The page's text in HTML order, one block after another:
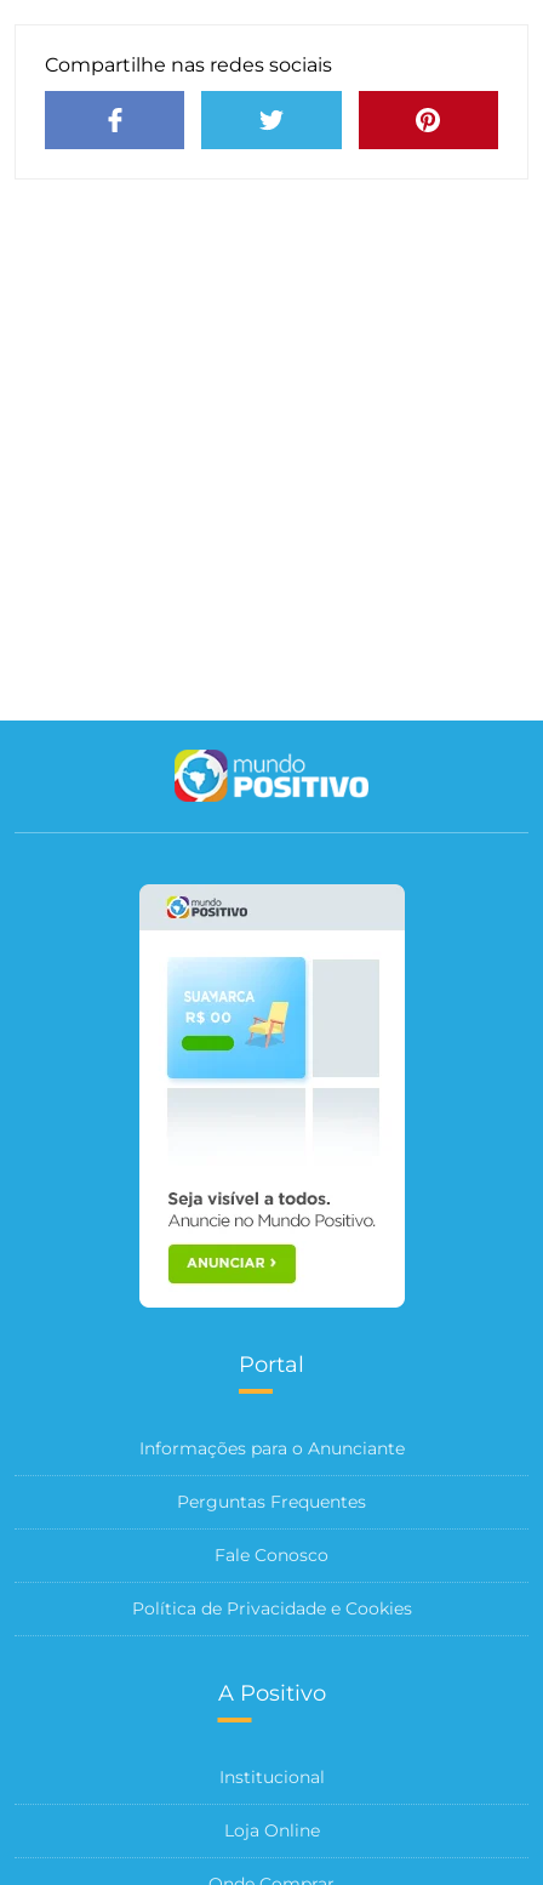
Compartilhe nas redes sociais
Portal
Informações para o Anunciante
Perguntas Frequentes
Fale Conosco
Política de Privacidade e Cookies
A Positivo
Institucional
Loja Online